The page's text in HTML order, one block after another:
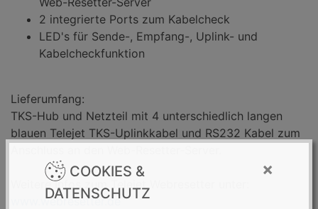
COOKIES &
DATENSCHUTZ
×
2 integrierte Ports zum Kabelcheck
LED's für Sende-, Empfang-, Uplink- und
Kabelcheckfunktion
Lieferumfang:
TKS-Hub und Netzteil mit 4 unterschiedlich langen
blauen Telejet TKS-Uplinkkabel und RS232 Kabel zum
Weitere Infos zum Telejet Webresetter unter:
www.webresetter.de